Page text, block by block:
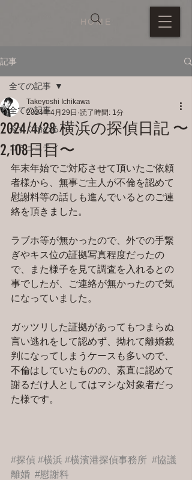
HOME
記事
全ての記事
今すぐ始める
コミュニティ
全ての記事
2024/4/28 横浜の探偵日記 〜
2,108日目〜
Takeyoshi Ichikawa
2024年4月29日 読了時間: 1分
年末年始でご対応させて頂いたご依頼
者様から、無事ご主人が不倫を認めて
慰謝料等の話しも進んでいるとのご連
絡を頂きました。
ラブホ等が無かったので、外での手繋
ぎやキス位の証拠写真程度だったの
で、また様子を見て調査を入れるとの
事でしたが、ご連絡が無かったので気
になっていました。
ガッツリした証拠があってもつまらぬ
言い逃れをして認めず、拗れて離婚裁
判になってしまうケースも多いので、
不倫はしていたものの、素直に認めて
謝るだけ人としてはマシな対象者だっ
た様です。
#探偵 #横浜 #横濱港探偵事務所 #協議
離婚 #慰謝料